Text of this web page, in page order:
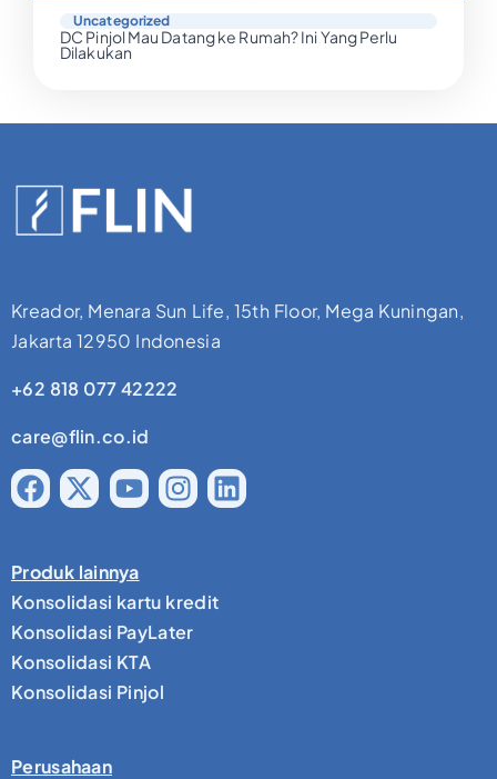
Uncategorized
DC Pinjol Mau Datang ke Rumah? Ini Yang Perlu
Dilakukan
Kreador, Menara Sun Life, 15th Floor, Mega Kuningan,
Jakarta 12950 Indonesia
+62 818 077 42222
care@flin.co.id
Produk lainnya
Konsolidasi kartu kredit
Konsolidasi PayLater
Konsolidasi KTA
Konsolidasi Pinjol
Perusahaan